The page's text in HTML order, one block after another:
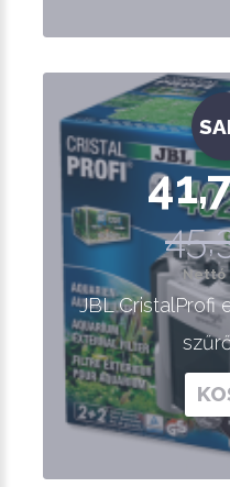
Nettó
JBL CristalProfi